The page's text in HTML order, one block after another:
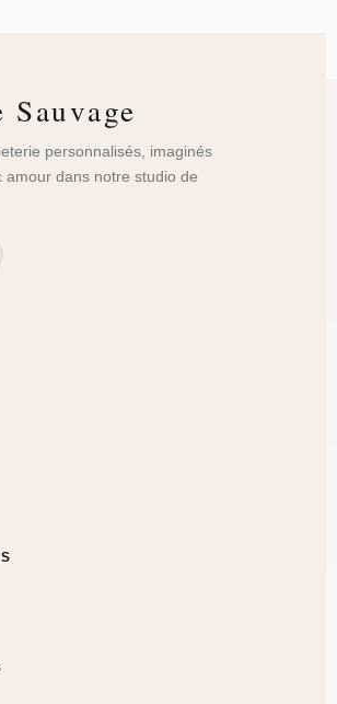
Sauvage
personnalisés, imaginés
amour dans notre studio de